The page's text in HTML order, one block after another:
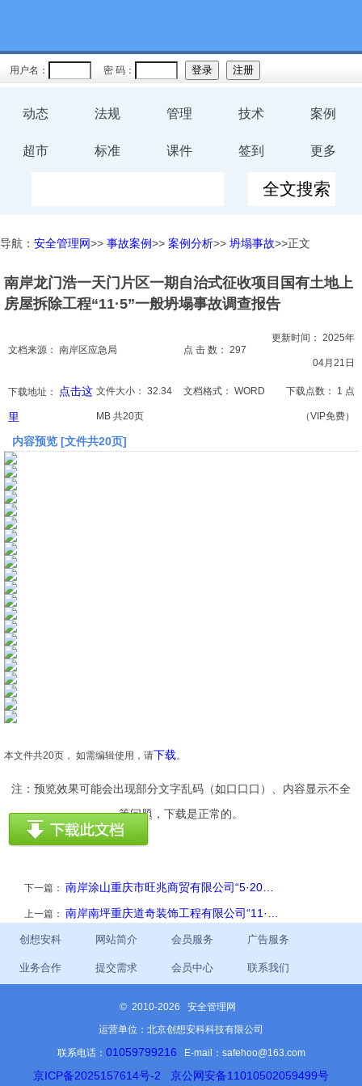
用户名： 密 码：
动态 法规 管理 技术 案例
超市 标准 课件 签到 更多
规程
预案
评价
生
环保
文档
论文
导航： 安全管理网>> 事故案例>> 案例分析>> 坍塌事故>>正文
南岸龙门浩一天门片区一期自治式征收项目国有土地上
房屋拆除工程“11·5”一般坍塌事故调查报告
文档来源： 南岸区应急局 点 击 数： 297
更新时间： 2025年
04月21日
下载地址：
点击这
里
文件大小： 32.34
MB 共20页
文档格式： WORD 下载点数： 1 点
（VIP免费）
内容预览 [文件共20页]
本文件共20页， 如需编辑使用，请下载。
注：预览效果可能会出现部分文字乱码（如口口口）、内容显示不全
等问题，下载是正常的。
下一篇： 南岸涂山重庆市旺兆商贸有限公司“5·20…
上一篇： 南岸南坪重庆道奇装饰工程有限公司“11·…
创想安科 网站简介 会员服务 广告服务
业务合作 提交需求 会员中心 联系我们
© 2010-2026 安全管理网
运营单位：北京创想安科科技有限公司
联系电话： 01059799216 E-mail：safehoo@163.com
京ICP备2025157614号-2 京公网安备11010502059499号